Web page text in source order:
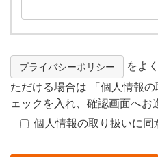
プライバシーポリシー
をよ
ただける場合は 「個人情報
ェックを入れ、確認画面へお
個人情報の取り扱いに同